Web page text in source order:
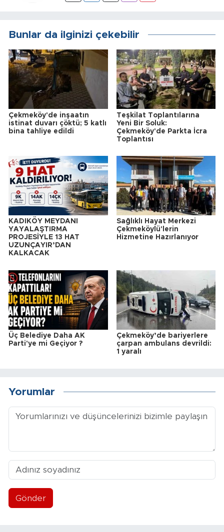
Bunlar da ilginizi çekebilir
Çekmeköy'de inşaatın
istinat duvarı çöktü; 5 katlı
bina tahliye edildi
Teşkilat Toplantılarına
Yeni Bir Soluk:
Çekmeköy'de Parkta İcra
Toplantısı
KADIKÖY MEYDANI
YAYALAŞTIRMA
PROJESİYLE 13 HAT
UZUNÇAYIR’DAN
KALKACAK
Sağlıklı Hayat Merkezi
Çekmeköylü'lerin
Hizmetine Hazırlanıyor
Üç Belediye Daha AK
Parti'ye mi Geçiyor ?
Çekmeköy’de bariyerlere
çarpan ambulans devrildi:
1 yaralı
Yorumlar
Gönder